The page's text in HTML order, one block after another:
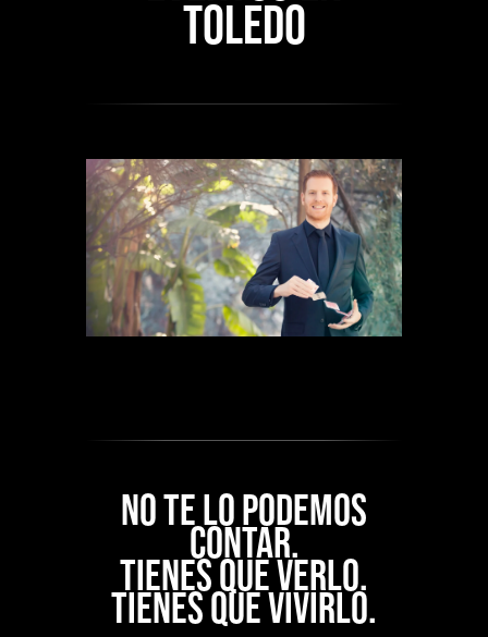
Toledo
NO TE LO PODEMOS
CONTAR.
TIENES QUE VERLO.
TIENES QUE VIVIRLO.